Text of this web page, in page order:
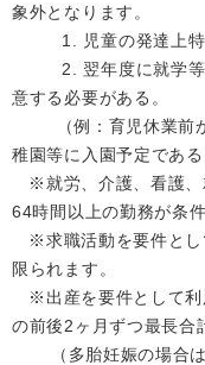
象外となります。
1. 児童の発達上特に
2. 翌年度に就学等を
意する必要がある。
（例：育児休業前か
稚園等に入園予定である
※就労、介護、看護、
64時間以上の勤務が条
※求職活動を要件とし
限られます。
※出産を要件として利
の前後2ヶ月ずつ最長合
（多胎妊娠の場合は